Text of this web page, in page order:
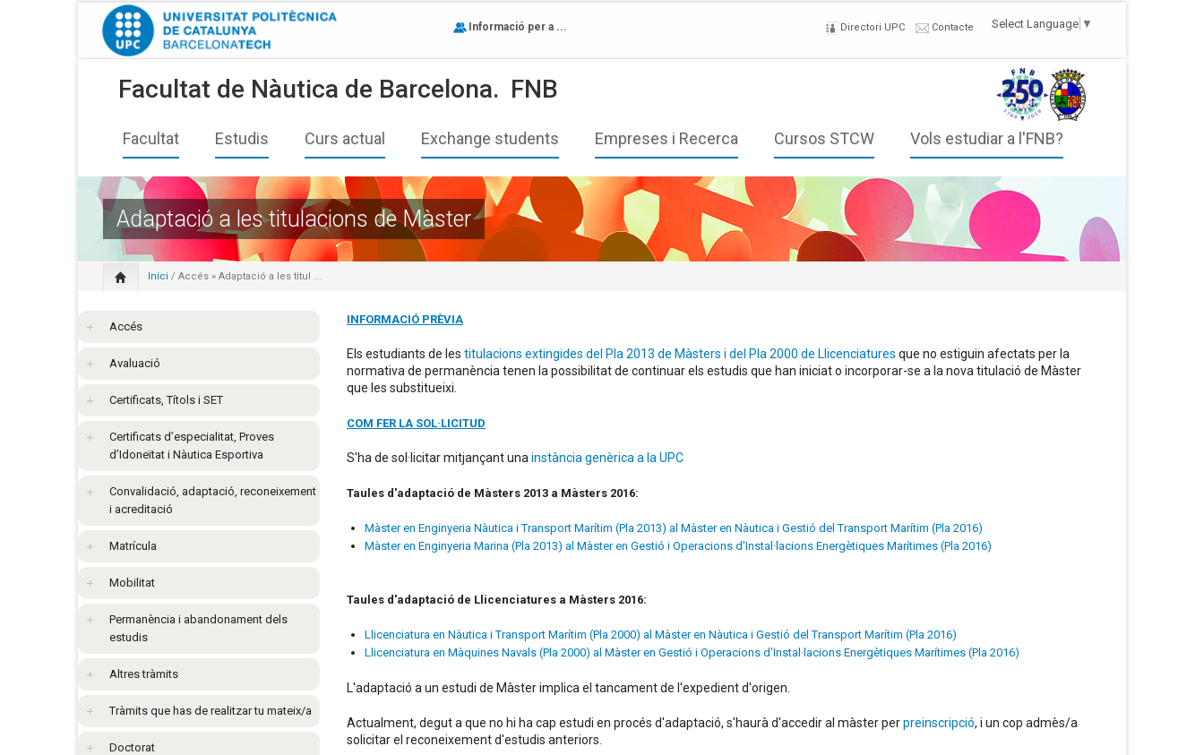
Select Language ▼
Directori UPC Contacte
Informació per a ...
Facultat de Nàutica de Barcelona. FNB
Facultat Estudis Curs actual Exchange students Empreses i Recerca Cursos STCW Vols estudiar a l'FNB?
Adaptació a les titulacions de Màster
Inici / Accés » Adaptació a les titul ...
Accés
Avaluació
Certificats, Títols i SET
Certificats d’especialitat, Proves
d’Idoneïtat i Nàutica Esportiva
Convalidació, adaptació, reconeixement
i acreditació
Matrícula
Mobilitat
Permanència i abandonament dels
estudis
Altres tràmits
Tràmits que has de realitzar tu mateix/a
Doctorat
INFORMACIÓ PRÈVIA
Els estudiants de les titulacions extingides del Pla 2013 de Màsters i del Pla 2000 de Llicenciatures que no estiguin afectats per la
normativa de permanència tenen la possibilitat de continuar els estudis que han iniciat o incorporar-se a la nova titulació de Màster
que les substitueixi.
COM FER LA SOL·LICITUD
S'ha de sol·licitar mitjançant una instància genèrica a la UPC
Taules d'adaptació de Màsters 2013 a Màsters 2016:
Màster en Enginyeria Nàutica i Transport Marítim (Pla 2013) al Màster en Nàutica i Gestió del Transport Marítim (Pla 2016)
Màster en Enginyeria Marina (Pla 2013) al Màster en Gestió i Operacions d'Instal·lacions Energètiques Marítimes (Pla 2016)
Taules d'adaptació de Llicenciatures a Màsters 2016:
Llicenciatura en Nàutica i Transport Marítim (Pla 2000) al Màster en Nàutica i Gestió del Transport Marítim (Pla 2016)
Llicenciatura en Màquines Navals (Pla 2000) al Màster en Gestió i Operacions d'Instal·lacions Energètiques Marítimes (Pla 2016)
L'adaptació a un estudi de Màster implica el tancament de l'expedient d'origen.
Actualment, degut a que no hi ha cap estudi en procés d'adaptació, s'haurà d'accedir al màster perpreinscripció, i un cop admès/a
solicitar el reconeixement d'estudis anteriors.